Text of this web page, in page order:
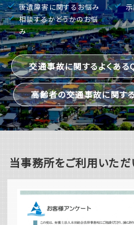
後遺障害に関するお悩み
相談するかどうかのお悩
み
交通事故に関するよくある
高齢者の交通事故に関す
当事務所をご利用いた